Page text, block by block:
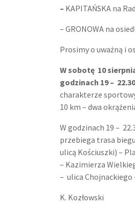
– KAPITAŃSKA na
– GRONOWA na
Prosimy o uważną i
W sobotę 10
godzinach 19 –
charakterze
10 km – dwa
W godzinach 19 –
przebiega trasa
ulicą Kościuszki) –
– Kazimierza
– ulica Chojnackiego
K. Kozłowski